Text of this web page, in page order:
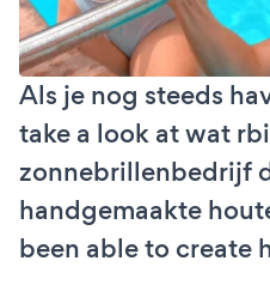
Als je nog steeds
take a look at wat
zonnebrillenbedrijf
handgemaakte
been able to create